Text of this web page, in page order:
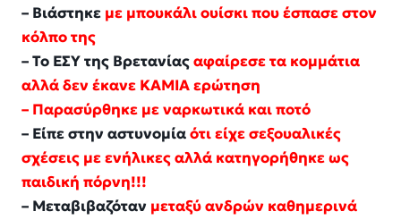
– Βιάστηκε με μπουκάλι ουίσκι που έσπασε στον
κόλπο της
– Το ΕΣΥ της Βρετανίαςαφαίρεσε τα κομμάτια
αλλά δεν έκανε ΚΑΜΙΑ ερώτηση
– Παρασύρθηκε με ναρκωτικά και ποτό
– Είπε στην αστυνομίαότι είχε σεξουαλικές
σχέσεις με ενήλικες αλλά κατηγορήθηκε ως
παιδική πόρνη!!!
– Μεταβιβαζόταν μεταξύ ανδρών καθημερινά